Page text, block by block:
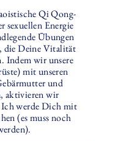
Qi Qong-
sexuellen Energie
Übungen
die Deine Vitalität
Indem wir unsere
mit unseren
und
aktivieren wir
Ich werde Dich mit
(es muss noch